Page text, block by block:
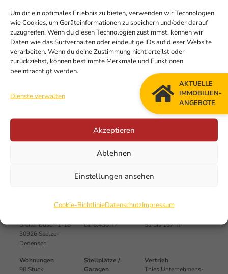
Um dir ein optimales Erlebnis zu bieten, verwenden wir Technologien
wie Cookies, um Geräteinformationen zu speichern und/oder darauf
zuzugreifen. Wenn du diesen Technologien zustimmst, können wir
Daten wie das Surfverhalten oder eindeutige IDs auf dieser Website
verarbeiten. Wenn du deine Zustimmung nicht erteilst oder
zurückziehst, können bestimmte Merkmale und Funktionen
beeinträchtigt werden.
Dienste verwalten
Akzeptieren
Ablehnen
Einstellungen ansehen
Cookie-RichtlinieDatenschutzImpressum
Häuser folgen in den kommenden Jahren. Die
Sanierung trägt dazu bei, die Nebenkosten für die
Mieter weiter zu senken. Alle Häuser wurden bereits
mit neuen Heizungsanlagen und modernen
Eingangsbereichen ausgestattet. Die
Dachgeschosswohnungen erhalten im Zuge der
energetischen Dachsanierung eine Dachterrasse.
Dadurch erstrahlt die Wohnsiedlung in einem
modernen Glanz und einem individuellen Look.
Breiter Busch 1-18
30926 Seelze-
Dedensen
ca. 6.430 m²
51 bis 137 m²
Wohnungen
98 Stück
Stell­plätze /
Garagen
Vertrieb
Thies Unternehmens­
AKTUELLE
IMMOBILIEN-
ANGEBOTE